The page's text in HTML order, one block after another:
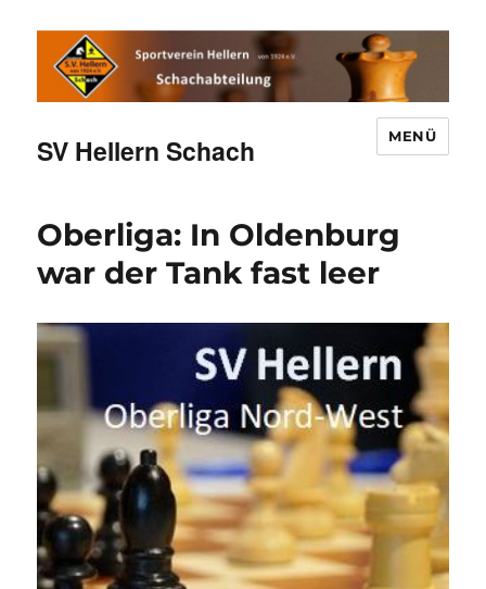
SV Hellern Schach MENÜ
Oberliga: In Oldenburg
war der Tank fast leer